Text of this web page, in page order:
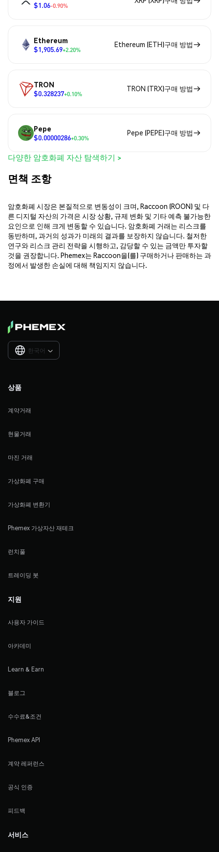
$1.06-0.90%
Ethereum
$1,905.69+2.20%
Ethereum (ETH)구매 방법
TRON
$0.328237+0.10%
TRON (TRX)구매 방법
Pepe
$0.00000286+0.30%
Pepe (PEPE)구매 방법
다양한 암호화폐 자산 탐색하기 >
면책 조항
암호화폐 시장은 본질적으로 변동성이 크며, Raccoon (ROON) 및 다
른 디지털 자산의 가격은 시장 상황, 규제 변화 및 기타 예측 불가능한
요인으로 인해 크게 변동할 수 있습니다. 암호화폐 거래는 리스크를
동반하며, 과거의 성과가 미래의 결과를 보장하지 않습니다. 철저한
연구와 리스크 관리 전략을 시행하고, 감당할 수 있는 금액만 투자할
것을 권장합니다. Phemex는 Raccoon을(를) 구매하거나 판매하는 과
정에서 발생한 손실에 대해 책임지지 않습니다.
한국어 
상품
계약거래
현물거래
마진 거래
가상화폐 구매
가상화폐 변환기
Phemex 가상자산 재테크
런치풀
트레이딩 봇
지원
사용자 가이드
아카데미
Learn & Earn
블로그
수수료&조건
Phemex API
계약 레퍼런스
공식 인증
피드백
서비스